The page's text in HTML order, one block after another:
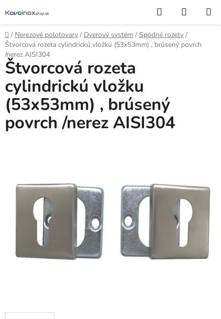
na
obsah
Hľadať
KOŠÍK
Domov
/ Nerezové polotovary / Dverový systém / Spodné rozety /
Štvorcová rozeta cylindrickú vložku (53x53mm) , brúsený povrch
/nerez AISI304
Štvorcová rozeta
cylindrickú vložku
(53x53mm) , brúsený
povrch /nerez AISI304